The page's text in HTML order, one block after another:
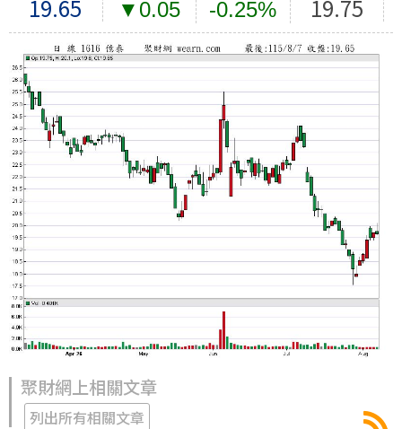
19.65 ▼0.05 -0.25% 19.75
聚財網上相關文章
列出所有相關文章